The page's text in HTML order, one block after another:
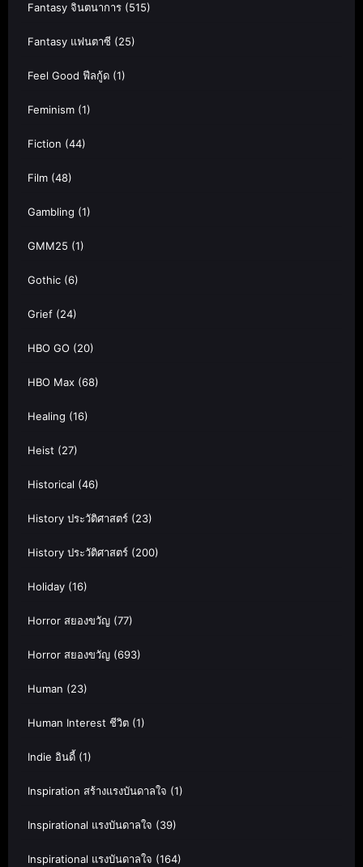
Fantasy จินตนาการ (515)
Fantasy แฟนตาซี (25)
Feel Good ฟีลกู้ด (1)
Feminism (1)
Fiction (44)
Film (48)
Gambling (1)
GMM25 (1)
Gothic (6)
Grief (24)
HBO GO (20)
HBO Max (68)
Healing (16)
Heist (27)
Historical (46)
History ประวัติศาสตร์ (23)
History ประวัติศาสตร์ (200)
Holiday (16)
Horror สยองขวัญ (77)
Horror สยองขวัญ (693)
Human (23)
Human Interest ชีวิต (1)
Indie อินดี้ (1)
Inspiration สร้างแรงบันดาลใจ (1)
Inspirational แรงบันดาลใจ (39)
Inspirational แรงบันดาลใจ (164)